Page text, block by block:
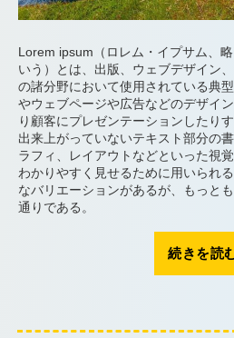
Lorem ipsum（ロレム・イプサム、
いう）とは、出版、ウェブデザイン
の諸分野において使用されている典
やウェブページや広告などのデザイ
り顧客にプレゼンテーションしたり
出来上がっていないテキスト部分の
ラフィ、レイアウトなどといった視
わかりやすく見せるために用いられ
なバリエーションがあるが、もっと
通りである。
続きを読